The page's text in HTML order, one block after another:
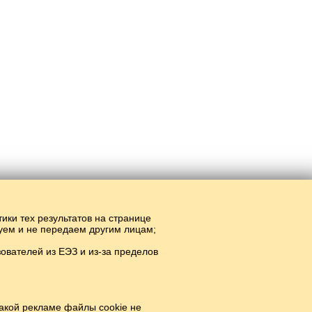
тех результатов на странице
и не передаем другим лицам;
из ЕЭЗ и из-за пределов
рекламе файлы cookie не